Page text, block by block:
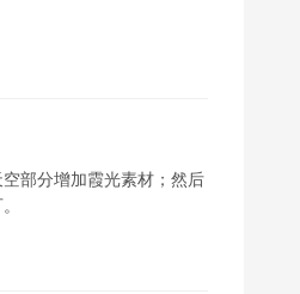
部分增加霞光素材；然后